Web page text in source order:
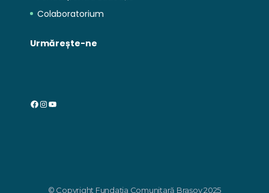
Colaboratorium
Urmărește-ne
Facebook
Instagram
YouTube
© Copyright Fundația Comunitară Brașov 2025